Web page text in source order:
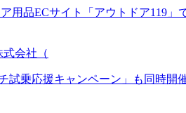
用品ECサイト「アウトドア119」
会社（
乗応援キャンペーン」も同時開